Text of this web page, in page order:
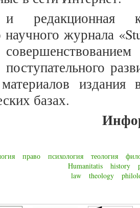
редакционная
научного журнала
поступательного
базах.
право психология теология
Humanitatis
history
law
theology